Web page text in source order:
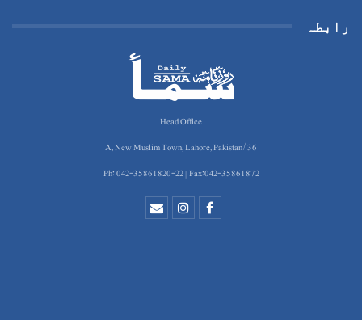
رابطہ
Head Office
36/A, New Muslim Town, Lahore, Pakistan
Ph: 042-35861820-22 | Fax:042-35861872